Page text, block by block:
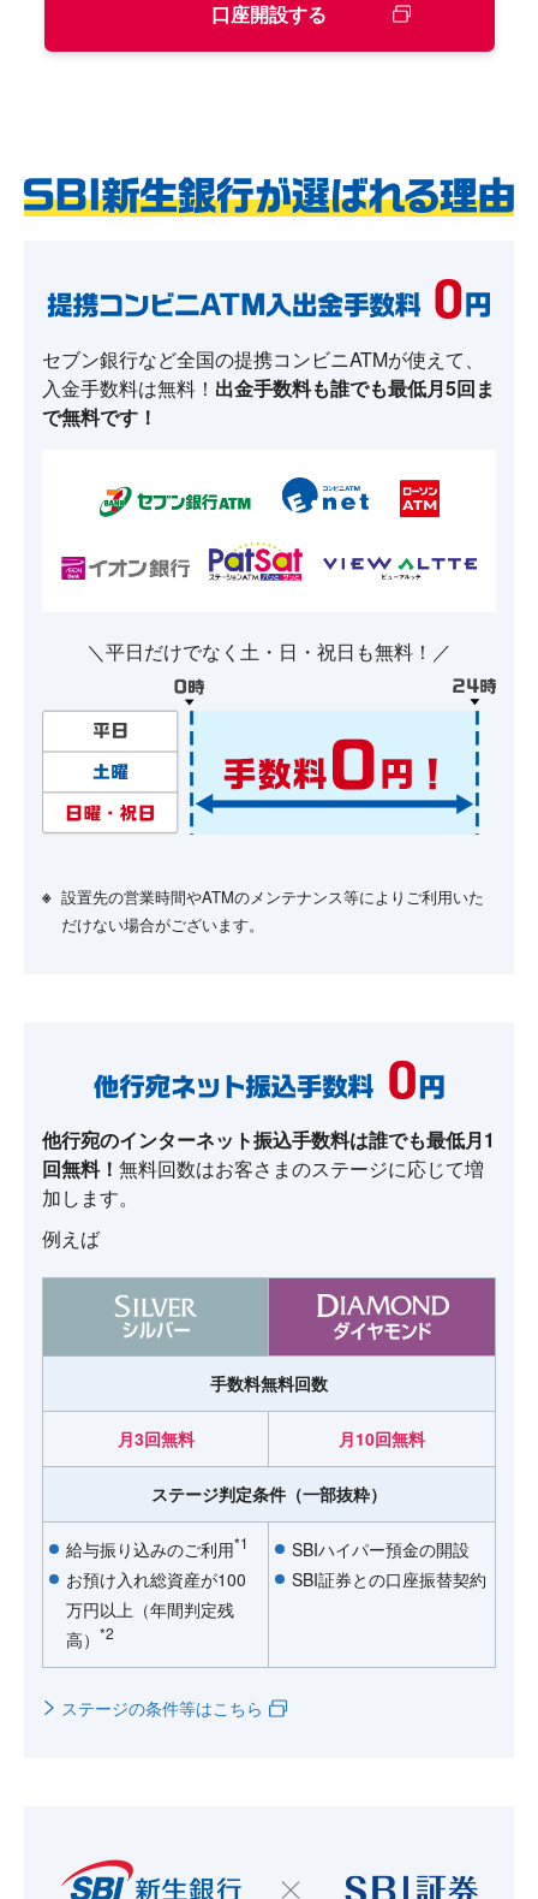
口座開設する
セブン銀行など全国の提携コンビニATMが使えて、
入金手数料は無料！ 出金手数料も誰でも最低月5回ま
で無料です！
＼平日だけでなく土・日・祝日も無料！／
設置先の営業時間やATMのメンテナンス等によりご利用いた
だけない場合がございます。
他行宛のインターネット振込手数料は誰でも最低月1
回無料！ 無料回数はお客さまのステージに応じて増
加します。
例えば
手数料無料回数
月3回無料 月10回無料
ステージ判定条件（一部抜粋）
給与振り込みのご利用*1
お預け入れ総資産が100
万円以上（年間判定残
高） *2
SBIハイパー預金の開設
SBI証券との口座振替契約
ステージの条件等はこちら